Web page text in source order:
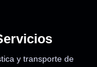
y transporte de